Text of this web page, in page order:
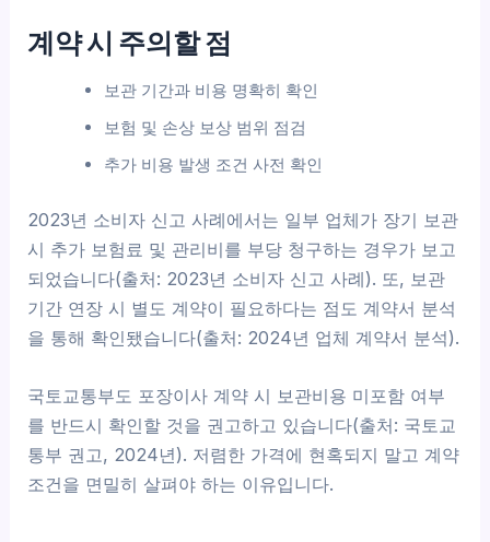
계약 시 주의할 점
보관 기간과 비용 명확히 확인
보험 및 손상 보상 범위 점검
추가 비용 발생 조건 사전 확인
2023년 소비자 신고 사례에서는 일부 업체가 장기 보관
시 추가 보험료 및 관리비를 부당 청구하는 경우가 보고
되었습니다(출처: 2023년 소비자 신고 사례). 또, 보관
기간 연장 시 별도 계약이 필요하다는 점도 계약서 분석
을 통해 확인됐습니다(출처: 2024년 업체 계약서 분석).
국토교통부도 포장이사 계약 시 보관비용 미포함 여부
를 반드시 확인할 것을 권고하고 있습니다(출처: 국토교
통부 권고, 2024년). 저렴한 가격에 현혹되지 말고 계약
조건을 면밀히 살펴야 하는 이유입니다.